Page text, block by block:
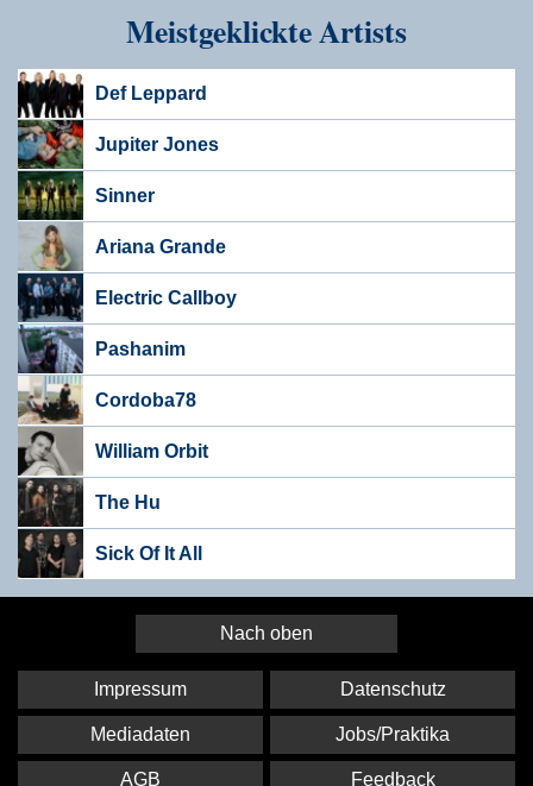
Meistgeklickte Artists
Def Leppard
Jupiter Jones
Sinner
Ariana Grande
Electric Callboy
Pashanim
Cordoba78
William Orbit
The Hu
Sick Of It All
Nach oben
Impressum Datenschutz
Mediadaten Jobs/Praktika
AGB Feedback